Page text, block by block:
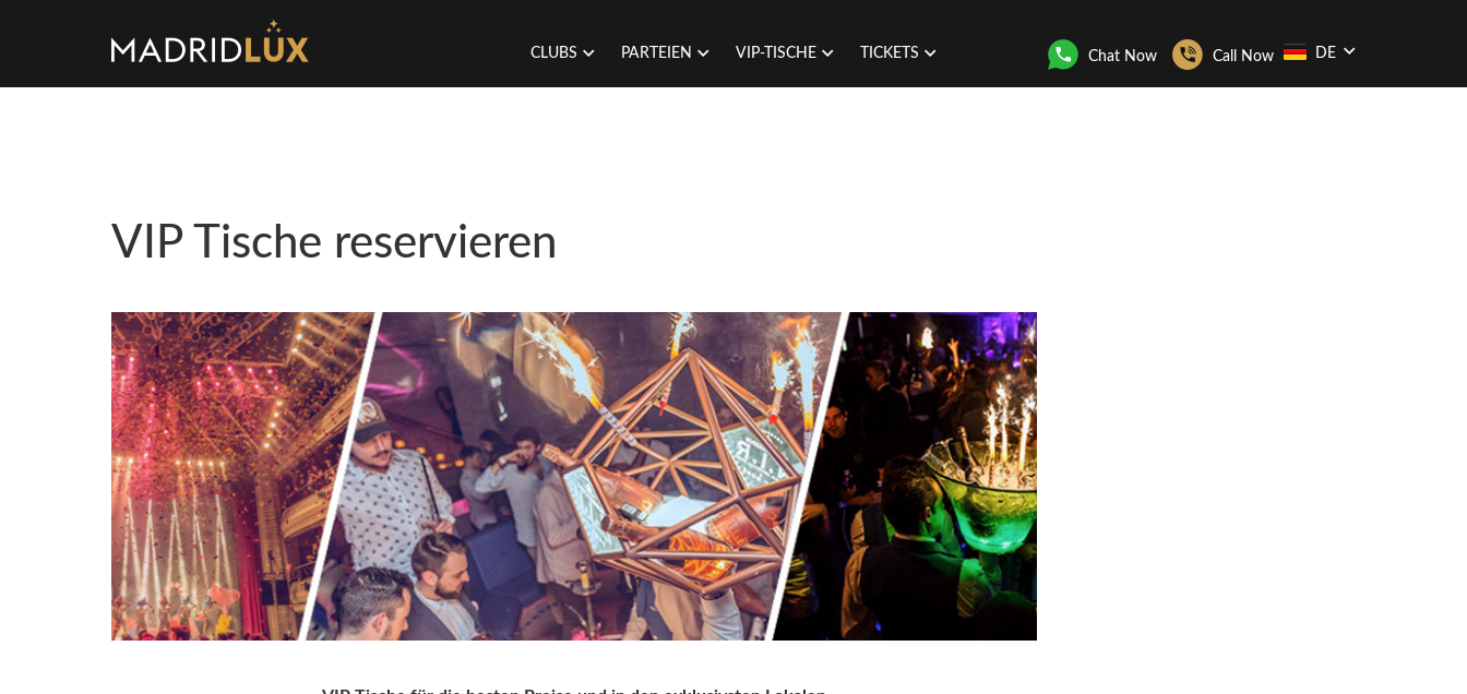
CLUBS PARTEIEN VIP-TISCHE TICKETS Chat Now Call Now DE
VIP Tische reservieren